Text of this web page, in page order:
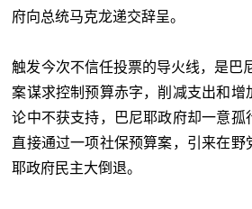
府向总统马克龙递交辞呈。
触发今次不信任投票的导火线，是巴
案谋求控制预算赤字，削减支出和增
论中不获支持，巴尼耶政府却一意孤
直接通过一项社保预算案，引来在野
耶政府民主大倒退。